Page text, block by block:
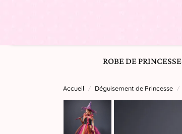
ROBE DE PRINCESSE
Accueil / Déguisement de Princesse /